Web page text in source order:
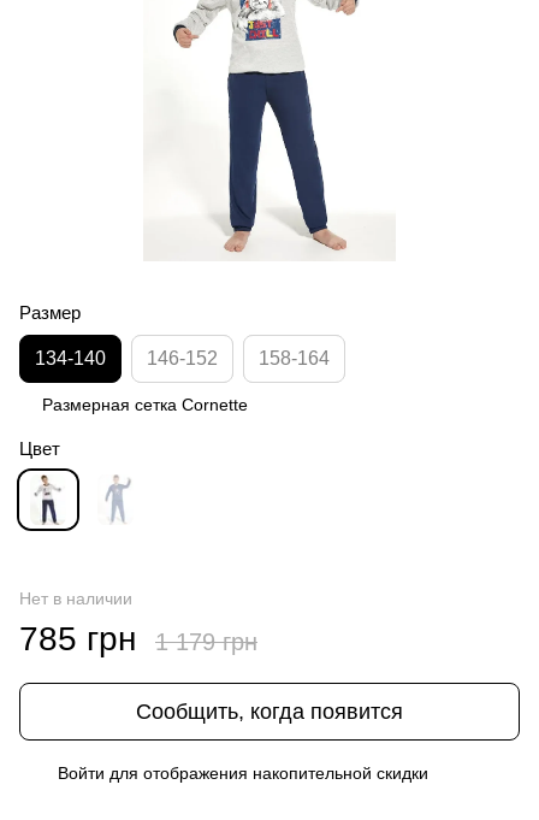
Размер
134-140 146-152 158-164
Размерная сетка Cornette
Цвет
Нет в наличии
785 грн 1 179 грн
Сообщить, когда появится
Войти для отображения накопительной скидки